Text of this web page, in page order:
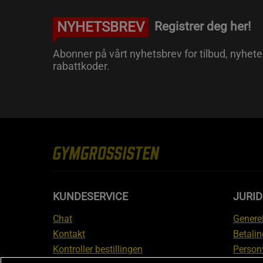
NYHETSBREV Registrer deg her!
Abonner på vårt nyhetsbrev for tilbud,
rabattkoder.
KUNDESERVICE
Chat
Kontakt
Kontroller bestillingen